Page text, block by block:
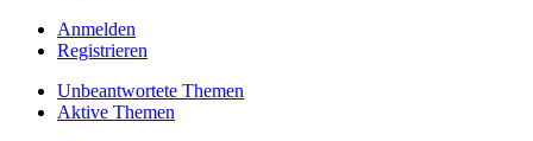
Anmelden
Registrieren
Unbeantwortete Themen
Aktive Themen